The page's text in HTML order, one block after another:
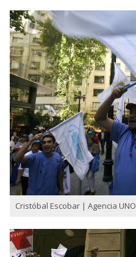
Cristóbal Escobar | Agencia UNO